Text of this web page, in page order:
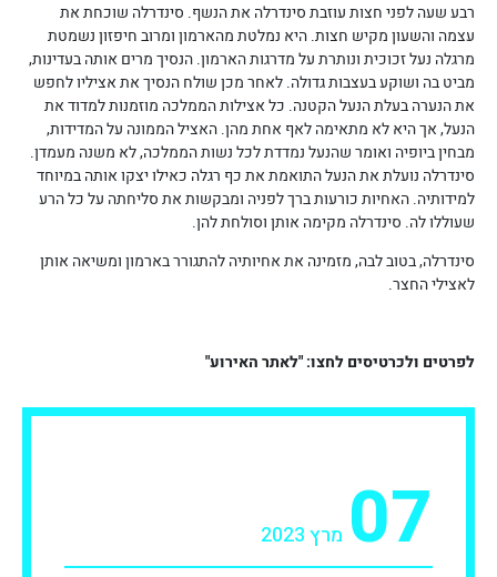
רבע שעה לפני חצות עוזבת סינדרלה את הנשף. סינדרלה שוכחת את
עצמה והשעון מקיש חצות. היא נמלטת מהארמון ומרוב חיפזון נשמטת
מרגלה נעל זכוכית ונותרת על מדרגות הארמון. הנסיך מרים אותה בעדינות,
מביט בה ושוקע בעצבות גדולה. לאחר מכן שולח הנסיך את אציליו לחפש
את הנערה בעלת הנעל הקטנה. כל אצילות הממלכה מוזמנות למדוד את
הנעל, אך היא לא מתאימה לאף אחת מהן. האציל הממונה על המדידות,
מבחין ביופיה ואומר שהנעל נמדדת לכל נשות הממלכה, לא משנה מעמדן.
סינדרלה נועלת את הנעל התואמת את כף רגלה כאילו יצקו אותה במיוחד
למידותיה. האחיות כורעות ברך לפניה ומבקשות את סליחתה על כל הרע
שעוללו לה. סינדרלה מקימה אותן וסולחת להן.
סינדרלה, בטוב לבה, מזמינה את אחיותיה להתגורר בארמון ומשיאה אותן
לאצילי החצר.
לפרטים ולכרטיסים לחצו: "לאתר האירוע"
07 מרץ 2023